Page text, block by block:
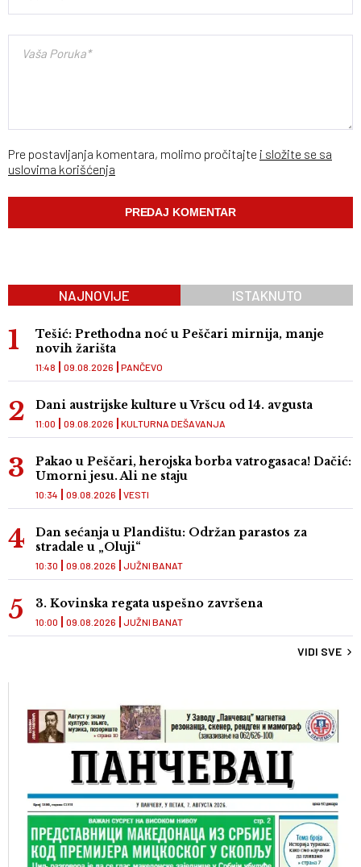
Pre postavljanja komentara, molimo pročitajte i složite se sa
uslovima korišćenja
NAJNOVIJE ISTAKNUTO
Tešić: Prethodna noć u Peščari mirnija, manje
novih žarišta
PANČEVO
11:48 09.08.2026
Dani austrijske kulture u Vršcu od 14. avgusta
KULTURNA DEŠAVANJA
11:00 09.08.2026
Pakao u Peščari, herojska borba vatrogasaca! Dačić:
Umorni jesu. Ali ne staju
VESTI
10:34 09.08.2026
Dan sećanja u Plandištu: Održan parastos za
stradale u „Oluji“
JUŽNI BANAT
10:30 09.08.2026
3. Kovinska regata uspešno završena
JUŽNI BANAT
10:00 09.08.2026
VIDI SVE